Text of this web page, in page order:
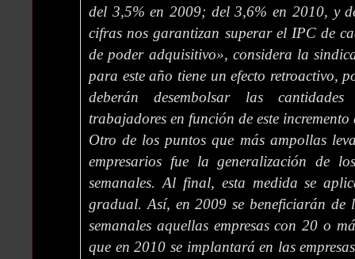
del 3,5% en 2009; del 3,6% en 2010, y
cifras nos garantizan superar el IPC de
de poder adquisitivo», considera la
para este año tiene un efecto retroactivo,
deberán desembolsar las
trabajadores en función de este
Otro de los puntos que más ampollas
empresarios fue la generalización de
semanales. Al final, esta medida se
gradual. Así, en 2009 se beneficiarán de
semanales aquellas empresas con 20 o
que en 2010 se implantará en las